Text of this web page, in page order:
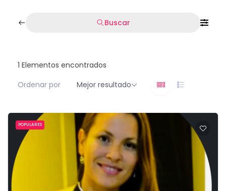
Buscar
1 Elementos encontrados
Ordenar por
Mejor resultado
POPULARES